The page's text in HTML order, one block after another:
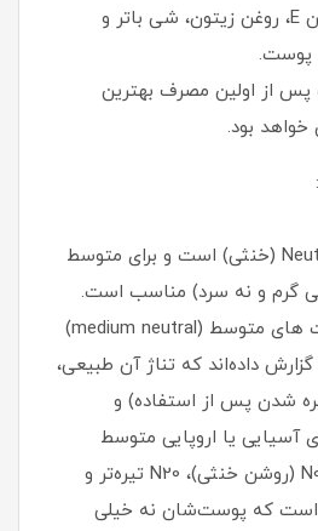
مغذی مانند ویتامین E، روغن زیتون، شی باتر و
پوست.
مصرف: 12 ماه پس از اولین مصرف بهترین
خواهد بود.
این رنگ از خانواده Neutral (خنثی) است و برای متوسط
گرم و نه سرد) مناسب است.
N20 معمولاً برای پوست های متوسط (medium neutral)
داده‌اند که تناژ آن طبیعی،
شدن پس از استفاده) و
یا اروپایی متوسط
است. در مقایسه با N05 (روشن خنثی)، N20 تیره‌تر و
است که پوست‌شان نه خیلی